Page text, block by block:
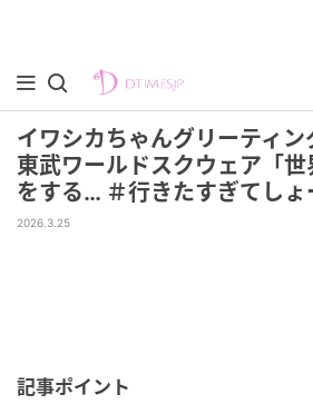
イワシカちゃんグリーティ
東武ワールドスクウェア「
をする… ＃行きたすぎてしょ
2026.3.25
記事ポイント